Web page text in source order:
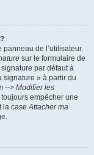
panneau de l’utilisateur.
sur le formulaire de
par défaut à
signature » à partir du
--> Modifier les
empêcher une
la caseAttacher ma